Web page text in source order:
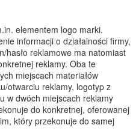
elementem logo marki.
informacji o działalności firmy,
hasło reklamowe ma natomiast
reklamy. Oba te
miejscach materiałów
otwarciu reklamy, logotyp z
w dwóch miejscach reklamy
do konkretnej, oferowanej
który przekonuje do samej